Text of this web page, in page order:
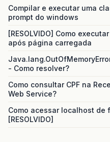
Compilar e executar uma
prompt do windows
[RESOLVIDO] Como
após página carregada
- Como resolver?
Como consultar CPF na
Web Service?
Como acessar localhost de
[RESOLVIDO]